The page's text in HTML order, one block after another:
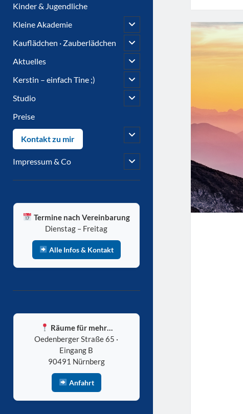
Kinder & Jugendliche
Kleine Akademie
open
child
menu
Kauflädchen · Zauberlädchen
open
child
menu
Aktuelles
open
child
menu
Kerstin – einfach Tine ;)
open
child
menu
Studio
open
child
Preise
Kontakt zu mir
open
child
Impressum & Co
open
child
Termine nach Vereinbarung
Dienstag – Freitag
Alle Infos & Kontakt
Räume für mehr…
Oedenberger Straße 65 ·
Eingang B
90491 Nürnberg
Anfahrt